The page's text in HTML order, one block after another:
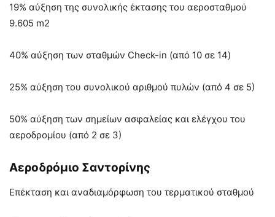
19% αύξηση της συνολικής έκτασης του αεροσταθμού
9.605 m2
40% αύξηση των σταθμών Check-in (από 10 σε 14)
25% αύξηση του συνολικού αριθμού πυλών (από 4 σε 5)
50% αύξηση των σημείων ασφαλείας και ελέγχου του
αεροδρομίου (από 2 σε 3)
Αεροδρόμιο Σαντορίνης
Επέκταση και αναδιαμόρφωση του τερματικού σταθμού